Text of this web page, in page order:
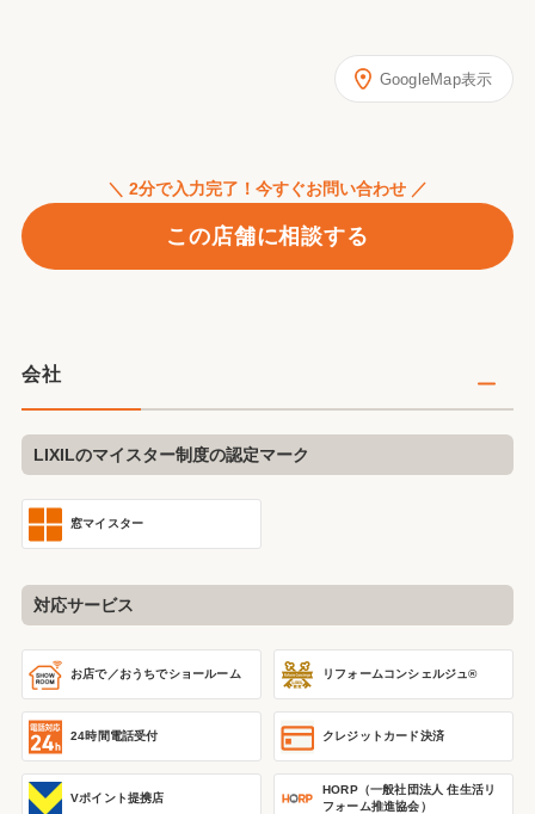
GoogleMap表示
＼ 2分で入力完了！今すぐお問い合わせ ／
この店舗に相談する
会社
LIXILのマイスター制度の認定マーク
窓マイスター
対応サービス
お店で／おうちでショールーム リフォームコンシェルジュ®
24時間電話受付 クレジットカード決済
Vポイント提携店
HORP（一般社団法人 住生活リ
フォーム推進協会）